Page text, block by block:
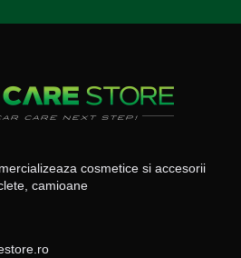
cosmetice si accesorii
camioane